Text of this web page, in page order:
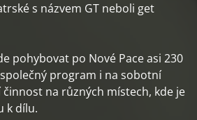
s názvem GT neboli get
pohybovat po Nové Pace asi 230
program i na sobotní
na různých místech, kde je
k dílu.